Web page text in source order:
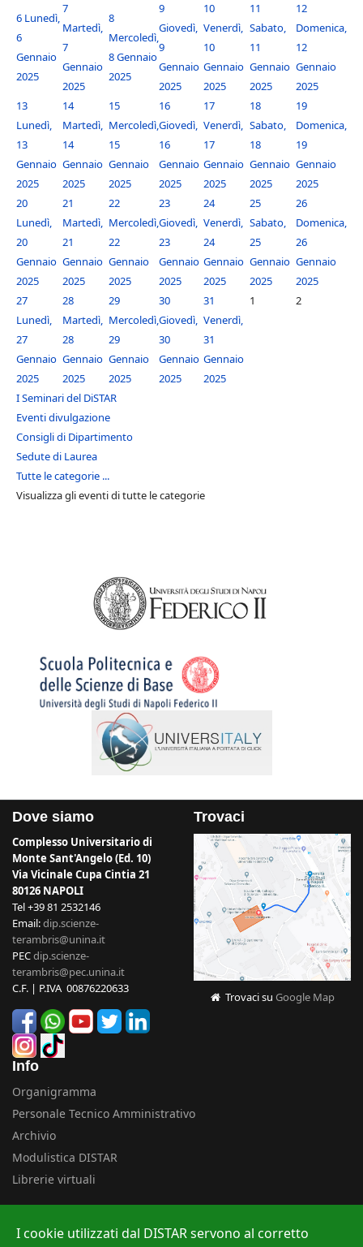
6 Lunedì,
6
Gennaio
2025
7
Martedì,
7
Gennaio
2025
8
Mercoledì,
8 Gennaio
2025
9
Giovedì,
9
Gennaio
2025
10
Venerdì,
10
Gennaio
2025
11
Sabato,
11
Gennaio
2025
12
Domenica,
12
Gennaio
2025
13
Lunedì,
13
Gennaio
2025
14
Martedì,
14
Gennaio
2025
15
Mercoledì,
15
Gennaio
2025
16
Giovedì,
16
Gennaio
2025
17
Venerdì,
17
Gennaio
2025
18
Sabato,
18
Gennaio
2025
19
Domenica,
19
Gennaio
2025
20
Lunedì,
20
Gennaio
2025
21
Martedì,
21
Gennaio
2025
22
Mercoledì,
22
Gennaio
2025
23
Giovedì,
23
Gennaio
2025
24
Venerdì,
24
Gennaio
2025
25
Sabato,
25
Gennaio
2025
26
Domenica,
26
Gennaio
2025
27
Lunedì,
27
Gennaio
2025
28
Martedì,
28
Gennaio
2025
29
Mercoledì,
29
Gennaio
2025
30
Giovedì,
30
Gennaio
2025
31
Venerdì,
31
Gennaio
2025
1 2
I Seminari del DiSTAR
Eventi divulgazione
Consigli di Dipartimento
Sedute di Laurea
Tutte le categorie ...
Visualizza gli eventi di tutte le categorie
Dove siamo
Complesso Universitario di
Monte Sant'Angelo (Ed. 10)
Via Vicinale Cupa Cintia 21
80126 NAPOLI
Tel +39 81 2532146
Email:dip.scienze-
terambris@unina.it
PECdip.scienze-
terambris@pec.unina.it
C.F. | P.IVA 00876220633
Trovaci
Trovaci su Google Map
Info
Organigramma
Personale Tecnico Amministrativo
Archivio
Modulistica DISTAR
Librerie virtuali
I cookie utilizzati dal DISTAR servono al corretto